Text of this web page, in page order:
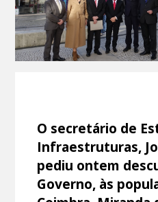
O secretário de
Infraestruturas,
pediu ontem
Governo, às